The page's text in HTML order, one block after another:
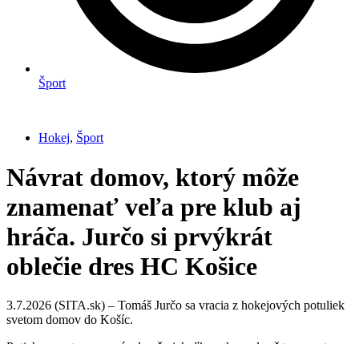
Šport
Hokej, Šport
Návrat domov, ktorý môže
znamenať veľa pre klub aj
hráča. Jurčo si prvýkrát
oblečie dres HC Košice
3.7.2026 (SITA.sk) – Tomáš Jurčo sa vracia z hokejových potuliek
svetom domov do Košíc.